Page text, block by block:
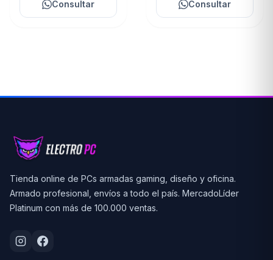
Consultar Consultar
Tienda online de PCs armadas gaming, diseño y oficina.
Armado profesional, envíos a todo el país. MercadoLíder
Platinum con más de 100.000 ventas.